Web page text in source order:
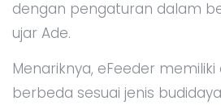
dengan pengaturan dalam
ujar Ade.
Menariknya, eFeeder
berbeda sesuai jenis